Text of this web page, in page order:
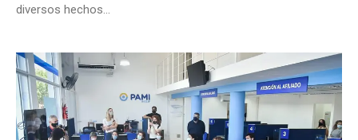
diversos hechos...